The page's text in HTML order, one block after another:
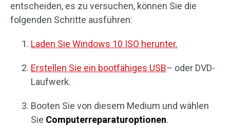
entscheiden, es zu versuchen, können Sie die
folgenden Schritte ausführen:
Laden Sie Windows 10 ISO herunter.
Erstellen Sie ein bootfähiges USB– oder DVD-
Laufwerk.
Booten Sie von diesem Medium und wählen
Sie Computerreparaturoptionen.